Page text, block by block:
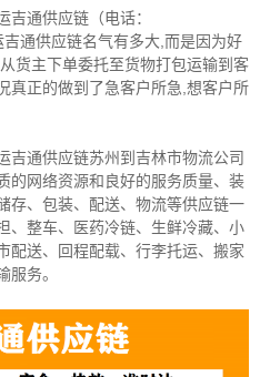
吉通供应链（电话：
通供应链名气有多大,而是因为好
货主下单委托至货物打包运输到客
真正的做到了急客户所急,想客户所
吉通供应链苏州到吉林市物流公司
的网络资源和良好的服务质量、装
存、包装、配送、物流等供应链一
、整车、医药冷链、生鲜冷藏、小
配送、回程配载、行李托运、搬家
服务。